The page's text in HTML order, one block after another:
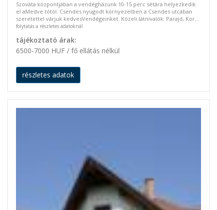
Szováta központjában a vendégházunk 10-15 perc sétára helyezkedik
el aMedve tótól. Csendes nyugodt környezetben a Csendes utcában
szeretettel várjuk kedvesVendégeinket. Közeli látnivalók: Parajd, Kor...
folytatás a részletes adatoknál
tájékoztató árak:
6500-7000 HUF / fő ellátás nélkül
részletes adatok